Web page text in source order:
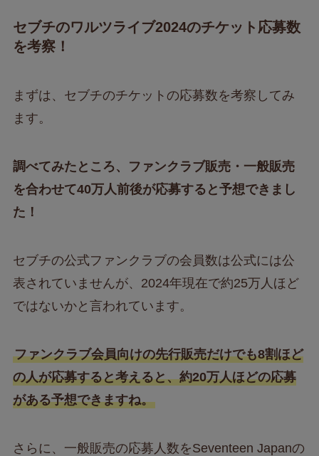
セブチのワルツライブ2024のチケット応募数
を考察！
まずは、セブチのチケットの応募数を考察してみ
ます。
調べてみたところ、ファンクラブ販売・一般販売
を合わせて40万人前後が応募すると予想できまし
た！
セブチの公式ファンクラブの会員数は公式には公
表されていませんが、2024年現在で約25万人ほど
ではないかと言われています。
ファンクラブ会員向けの先行販売だけでも8割ほど
の人が応募すると考えると、約20万人ほどの応募
がある予想できますね。
さらに、一般販売の応募人数をSeventeen Japanの